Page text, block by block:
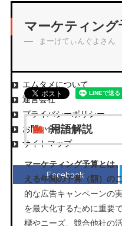
エムタメについて
運営会社
プライバシーポリシー
お問い合わせ
サイトマップ
Facebook
マーケティング
まーけてぃんぐよさん
用語解説
マーケティング予算とは
える年間の予算（額）のこ
的な広告キャンペーンの
を最大化するために重要
標やニーズ、競合他社の